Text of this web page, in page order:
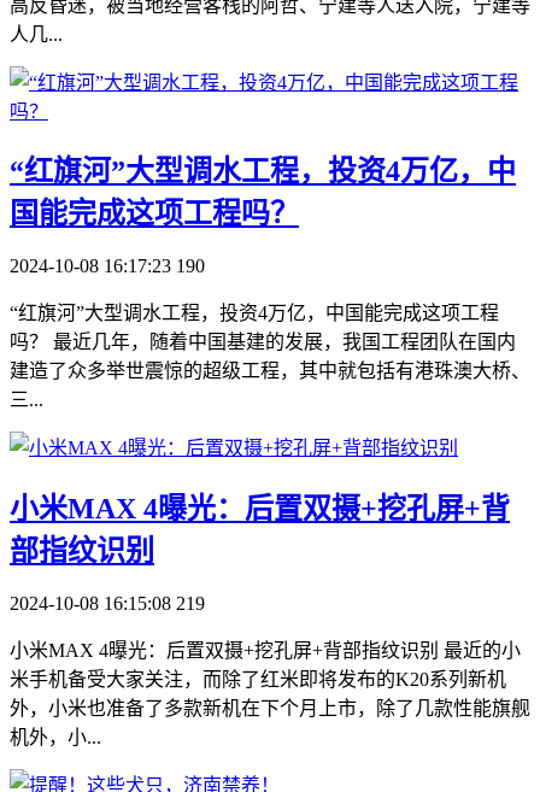
高反昏迷，被当地经营客栈的阿哲、宁建等人送入院，宁建等
人几...
​“红旗河”大型调水工程，投资4万亿，中
国能完成这项工程吗？
2024-10-08 16:17:23 190
“红旗河”大型调水工程，投资4万亿，中国能完成这项工程
吗？ 最近几年，随着中国基建的发展，我国工程团队在国内
建造了众多举世震惊的超级工程，其中就包括有港珠澳大桥、
三...
​小米MAX 4曝光：后置双摄+挖孔屏+背
部指纹识别
2024-10-08 16:15:08 219
小米MAX 4曝光：后置双摄+挖孔屏+背部指纹识别 最近的小
米手机备受大家关注，而除了红米即将发布的K20系列新机
外，小米也准备了多款新机在下个月上市，除了几款性能旗舰
机外，小...